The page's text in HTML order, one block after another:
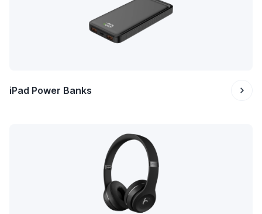
iPad Power Banks